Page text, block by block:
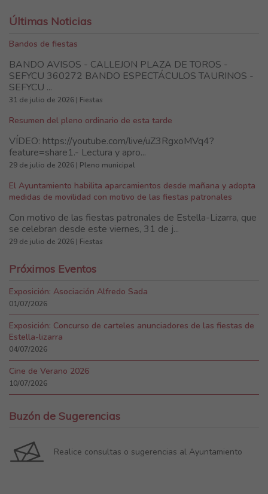
Últimas Noticias
Bandos de fiestas
BANDO AVISOS - CALLEJON PLAZA DE TOROS -
SEFYCU 360272 BANDO ESPECTÁCULOS TAURINOS -
SEFYCU ...
31 de julio de 2026 | Fiestas
Resumen del pleno ordinario de esta tarde
VÍDEO: https://youtube.com/live/uZ3RgxoMVq4?
feature=share1.- Lectura y apro...
29 de julio de 2026 | Pleno municipal
El Ayuntamiento habilita aparcamientos desde mañana y adopta
medidas de movilidad con motivo de las fiestas patronales
Con motivo de las fiestas patronales de Estella-Lizarra, que
se celebran desde este viernes, 31 de j...
29 de julio de 2026 | Fiestas
Próximos Eventos
Exposición: Asociación Alfredo Sada
01/07/2026
Exposición: Concurso de carteles anunciadores de las fiestas de
Estella-lizarra
04/07/2026
Cine de Verano 2026
10/07/2026
Buzón de Sugerencias
Realice consultas o sugerencias al Ayuntamiento